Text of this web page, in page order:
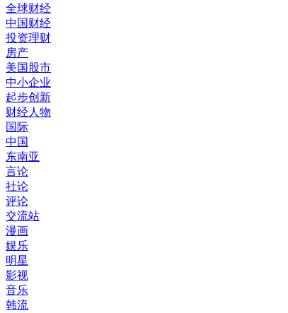
全球财经
中国财经
投资理财
房产
美国股市
中小企业
起步创新
财经人物
国际
中国
东南亚
言论
社论
评论
交流站
漫画
娱乐
明星
影视
音乐
韩流